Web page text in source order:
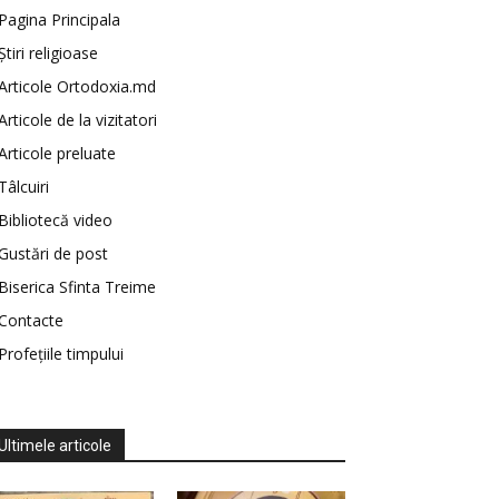
Principala
religioase
Ortodoxia.md
de la vizitatori
preluate
video
de post
Sfinta Treime
timpului
articole